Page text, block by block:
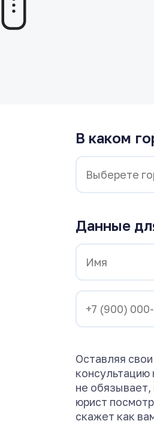
В каком
Данные
Оставляя
консультацию
не
юрист
скажет как